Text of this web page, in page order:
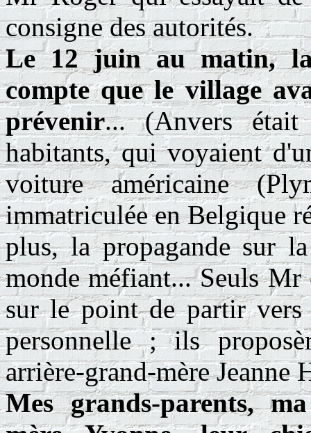
consigne des autorités.
Le 12 juin au matin,
compte que le village
prévenir... (Anvers
habitants, qui voyaient
voiture américaine
immatriculée en Belgique
plus, la propagande sur
monde méfiant... Seuls Mr
sur le point de partir vers
personnelle ; ils
arrière-grand-mère Jeanne
Mes grands-parents,